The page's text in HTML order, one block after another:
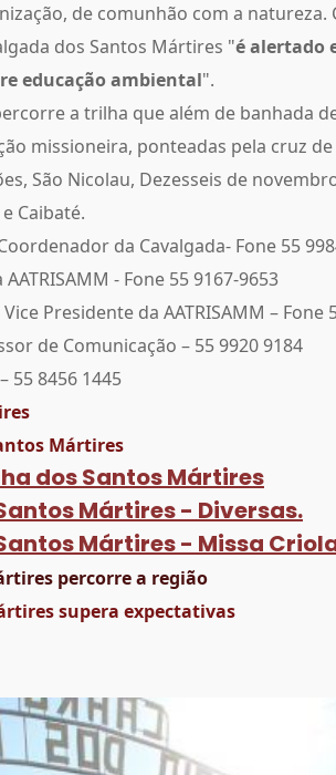
de comunhão com a natureza.
dos Santos Mártires "é alertado
educação ambiental".
a trilha que além de banhada
missioneira, ponteadas pela cruz
São Nicolau, Dezesseis de
Caibaté.
da Cavalgada- Fone 55
- Fone 55 9167-9653
Vice Presidente da AATRISAMM – Fone
de Comunicação – 55 9920 9184
55 8456 1445
Mártires
dos Santos Mártires
Mártires - Diversas.
Mártires - Missa
percorre a região
supera expectativas